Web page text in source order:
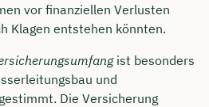
vor finanziellen Verlusten
Klagen entstehen könnten.
ist besonders
und
Die Versicherung